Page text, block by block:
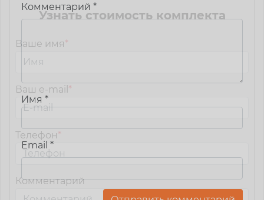
Комментарий *
Имя *
Email *
Узнать стоимость комплекта
Ваше имя *
Ваш e-mail *
Телефон *
Комментарий